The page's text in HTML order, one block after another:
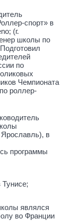
спорт» в
(г.
школы по
по
Чемпионата
роллер-
Ярославль), в
программы
Тунисе;
являлся
во Франции